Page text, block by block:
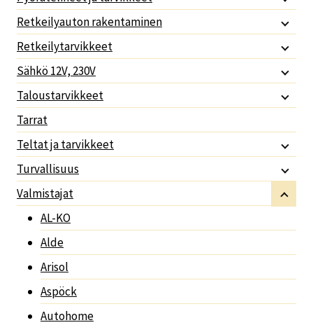
Retkeilyauton rakentaminen
Retkeilytarvikkeet
Sähkö 12V, 230V
Taloustarvikkeet
Tarrat
Teltat ja tarvikkeet
Turvallisuus
Valmistajat
AL-KO
Alde
Arisol
Aspöck
Autohome